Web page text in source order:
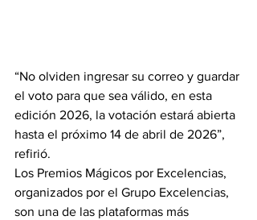
“No olviden ingresar su correo y guardar
el voto para que sea válido, en esta
edición 2026, la votación estará abierta
hasta el próximo 14 de abril de 2026”,
refirió.
Los Premios Mágicos por Excelencias,
organizados por el Grupo Excelencias,
son una de las plataformas más